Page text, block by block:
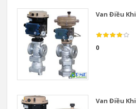
Van Điều
0
Van Điều